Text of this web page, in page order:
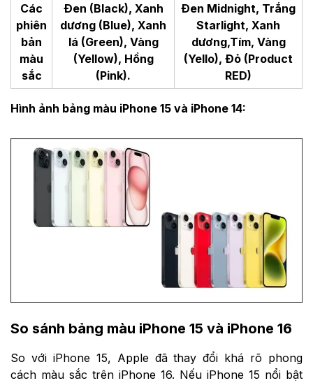
Các
phiên
bản
màu
sắc
Đen (Black), Xanh
dương (Blue), Xanh
lá (Green), Vàng
(Yellow), Hồng
(Pink).
Đen Midnight, Trắng
Starlight, Xanh
dương,Tím, Vàng
(Yello), Đỏ (Product
RED)
Hình ảnh bảng màu iPhone 15 và iPhone 14:
So sánh bảng màu iPhone 15 và iPhone 16
So với iPhone 15, Apple đã thay đổi khá rõ phong
cách màu sắc trên iPhone 16. Nếu iPhone 15 nổi bật